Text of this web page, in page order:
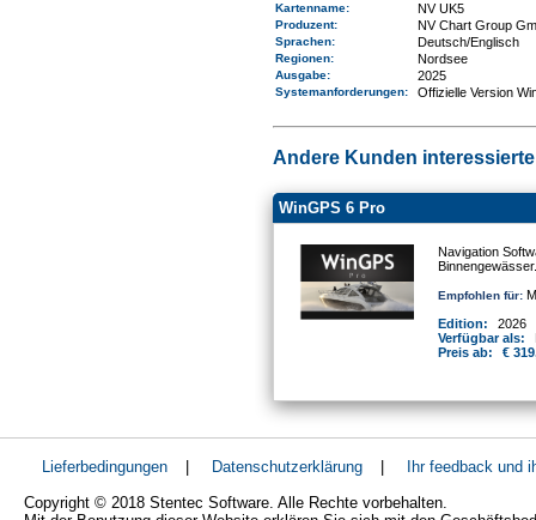
Kartenname: NV UK5
Produzent: NV Chart Group
Sprachen: Deutsch/Englisch
Regionen: Nordsee
Ausgabe: 2025
Systemanforderungen: Offizielle Version
Andere Kunden
WinGPS 6 Pro
Navigation
Binnengewässer.
Empfohlen für:
Edition:
2026
Verfügbar als:
Preis ab:
€
Lieferbedingungen | Datenschutzerklärung |
Ihr feedback und
Copyright © 2018 Stentec Software. Alle Rechte vorbehalten.